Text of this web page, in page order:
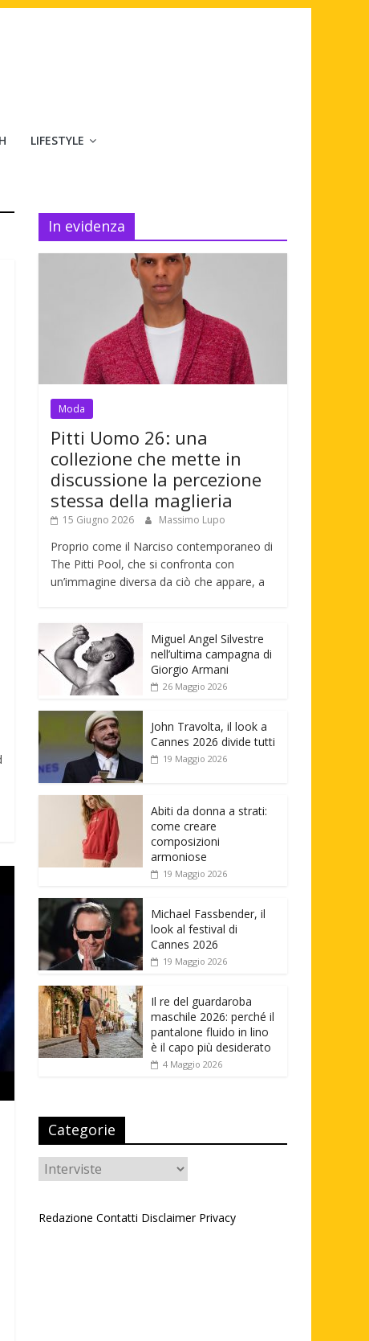
LIFESTYLE
In evidenza
Moda
Pitti Uomo 26: una
collezione che mette in
discussione la percezione
stessa della maglieria
15 Giugno 2026 Massimo Lupo
Proprio come il Narciso contemporaneo di
The Pitti Pool, che si confronta con
un’immagine diversa da ciò che appare, a
Miguel Angel Silvestre
nell’ultima campagna di
Giorgio Armani
26 Maggio 2026
John Travolta, il look a
Cannes 2026 divide tutti
19 Maggio 2026
Abiti da donna a strati:
come creare
composizioni
armoniose
19 Maggio 2026
Michael Fassbender, il
look al festival di
Cannes 2026
19 Maggio 2026
Il re del guardaroba
maschile 2026: perché il
pantalone fluido in lino
è il capo più desiderato
4 Maggio 2026
Categorie
Categorie
Redazione Contatti Disclaimer Privacy